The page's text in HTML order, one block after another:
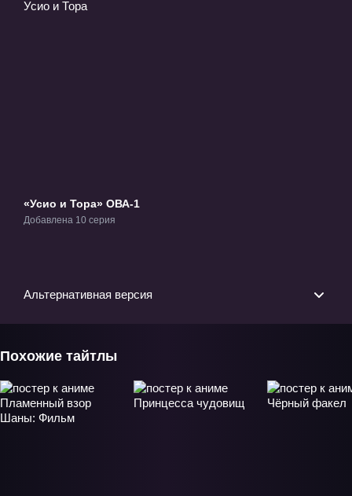
«Усио и Тора» ОВА-1
Добавлена 10 серия
Альтернативная версия
Похожие тайтлы